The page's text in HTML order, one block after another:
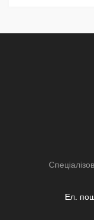
Ел.